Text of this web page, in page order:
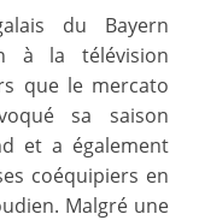
du Bayern
à la télévision
que le mercato
sa saison
et a également
coéquipiers en
Malgré une